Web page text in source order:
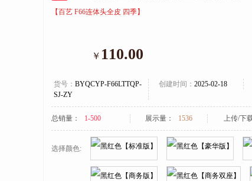
【百艺 F66连体头全皮 四季】
￥ 110.00
货号： BYQCYP-F66LTTQP-
SJ-ZY
创建时间： 2025-02-18
总销量： 1-500 展示量： 1536 上传/下
选择颜色: